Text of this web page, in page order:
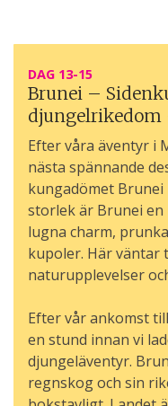
DAG 13-15
Brunei –
Efter våra äventyr i
nästa spännande
kungadömet
storlek är Brunei en
lugna charm,
kupoler. Här väntar
naturupplevelser
Efter vår ankomst
en stund innan vi
djungeläventyr.
regnskog och sin